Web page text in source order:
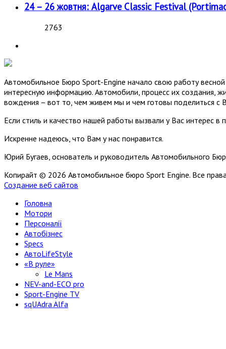
24 – 26 жовтня: Algarve Classic Festival
2763
Автомобильное Бюро Sport-Engine начало свою работу
интересную информацию. Автомобили, процесс их создания,
вождения – вот то, чем живем мы и чем готовы поделиться с
Если стиль и качество нашей работы вызвали у Вас интерес в
Искренне надеюсь, что Вам у нас понравится.
Юрий Бугаев, основатель и руководитель Автомобильного
Копирайт © 2026 Автомобильное бюро Sport Engine. Все
Создание веб сайтов
Головна
Мотори
Персоналії
Автобізнес
Specs
АвтоLifeStyle
«В руле»
Le Mans
NEV-and-ECO pro
Sport-Engine TV
sqUAdra Alfa